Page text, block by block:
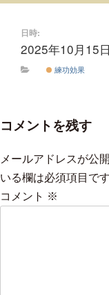
日時:
2025年10月15日
練功効果
コメントを残す
メールアドレスが公
いる欄は必須項目です
コメント ※